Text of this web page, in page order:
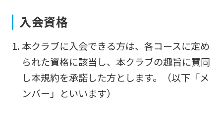
入会資格
本クラブに入会できる方は、各コースに定め
られた資格に該当し、本クラブの趣旨に賛同
し本規約を承諾した方とします。（以下「メ
ンバー」といいます）
For
foreigners